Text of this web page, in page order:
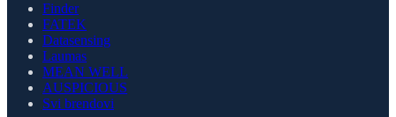
Finder
FATEK
Datasensing
Laumas
MEAN WELL
AUSPICIOUS
Svi brendovi